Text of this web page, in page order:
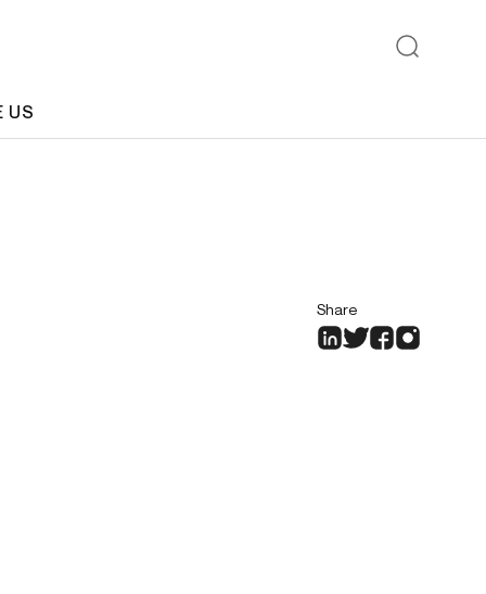
US
Share